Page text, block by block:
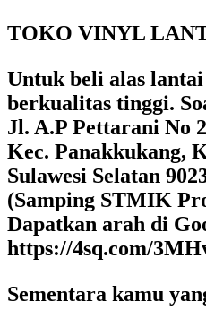
TOKO VINYL
Untuk beli alas
berkualitas tinggi.
Jl. A.P Pettarani No
Kec. Panakkukang,
Sulawesi Selatan
(Samping STMIK
Dapatkan arah di
https://4sq.com/
Sementara kamu